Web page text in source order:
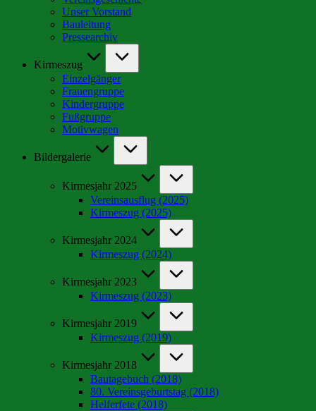
Unser Vorstand
Bauleitung
Pressearchiv
Kirmeszug
Einzelgänger
Frauengruppe
Kindergruppe
Fußgruppe
Motivwagen
Bildergalerie
Kirmesjahr 2025
Vereinsausflug (2025)
Kirmeszug (2025)
Kirmesjahr 2024
Kirmeszug (2024)
Kirmesjahr 2023
Kirmeszug (2023)
Kirmesjahr 2019
Kirmeszug (2019)
Kirmesjahr 2018
Bautagebuch (2018)
80. Vereinsgeburtstag (2018)
Helferfete (2018)